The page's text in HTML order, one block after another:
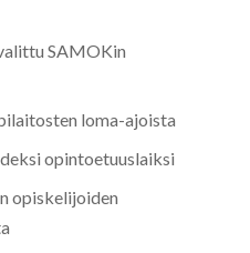
SAMOKin
loma-ajoista
opintoetuuslaiksi
opiskelijoiden